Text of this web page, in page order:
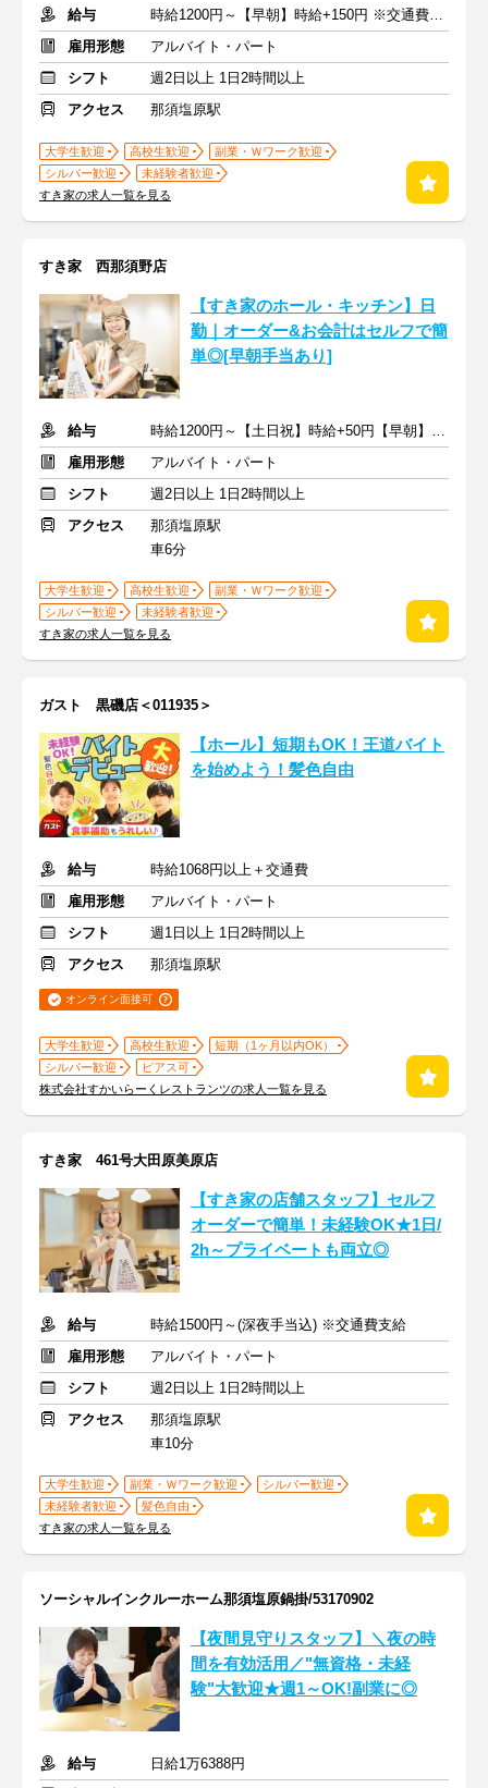
給与
時給1200円～【早朝】時給+150円 ※交通費支給
雇用形態
アルバイト・パート
シフト
週2日以上 1日2時間以上
アクセス
那須塩原駅
大学生歓迎 高校生歓迎
副業・Ｗワーク歓迎
シルバー歓迎
未経験者歓迎
すき家の求人一覧を見る
すき家 西那須野店
【すき家のホール・キッチン】日
勤｜オーダー&お会計はセルフで簡
単◎[早朝手当あり]
給与
時給1200円～【土日祝】時給+50円【早朝】時給+150円
雇用形態
アルバイト・パート
シフト
週2日以上 1日2時間以上
アクセス
那須塩原駅
車6分
大学生歓迎 高校生歓迎
副業・Ｗワーク歓迎
シルバー歓迎
未経験者歓迎
すき家の求人一覧を見る
ガスト 黒磯店＜011935＞
【ホール】短期もOK！王道バイト
を始めよう！髪色自由
給与
時給1068円以上＋交通費
雇用形態
アルバイト・パート
シフト
週1日以上 1日2時間以上
アクセス
那須塩原駅
オンライン面接可
大学生歓迎 高校生歓迎
短期（1ヶ月以内OK）
シルバー歓迎
ピアス可
株式会社すかいらーくレストランツの求人一覧を見る
すき家 461号大田原美原店
【すき家の店舗スタッフ】セルフ
オーダーで簡単！未経験OK★1日/
2h～プライベートも両立◎
給与
時給1500円～(深夜手当込) ※交通費支給
雇用形態
アルバイト・パート
シフト
週2日以上 1日2時間以上
アクセス
那須塩原駅
車10分
大学生歓迎 副業・Ｗワーク歓迎
シルバー歓迎
未経験者歓迎
髪色自由
すき家の求人一覧を見る
ソーシャルインクルーホーム那須塩原鍋掛/53170902
【夜間見守りスタッフ】＼夜の時
間を有効活用／"無資格・未経
験"大歓迎★週1～OK!副業に◎
給与
日給1万6388円